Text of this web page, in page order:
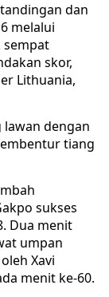
dan
melalui
sempat
skor,
Lithuania,
lawan dengan
tiang
sukses
Dua menit
umpan
Xavi
menit ke-60.